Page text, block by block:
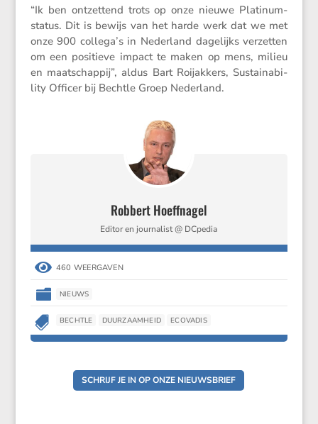
“Ik ben ontzet­tend trots op onze nieuwe Platinum-
status. Dit is bewijs van het harde werk dat we met
onze 900 collega’s in Neder­land dagelijks verzetten
om een positieve impact te maken op mens, milieu
en maatschappij”, aldus Bart Roijak­kers, Sustai­na­bi­
lity Officer bij Bechtle Groep Nederland.
Robbert Hoeffnagel
Editor en journalist @ DCpedia
 460 WEERGAVEN
 NIEUWS
 BECHTLE DUURZAAMHEID ECOVADIS
SCHRIJF JE IN OP ONZE NIEUWSBRIEF